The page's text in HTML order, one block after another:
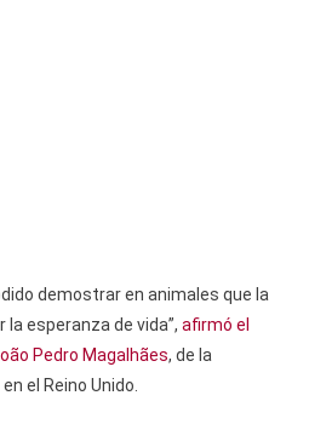
demostrar en animales que la
esperanza de vida”, afirmó el
Pedro Magalhães, de la
el Reino Unido.